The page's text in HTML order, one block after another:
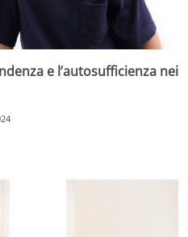
e l’autosufficienza nei